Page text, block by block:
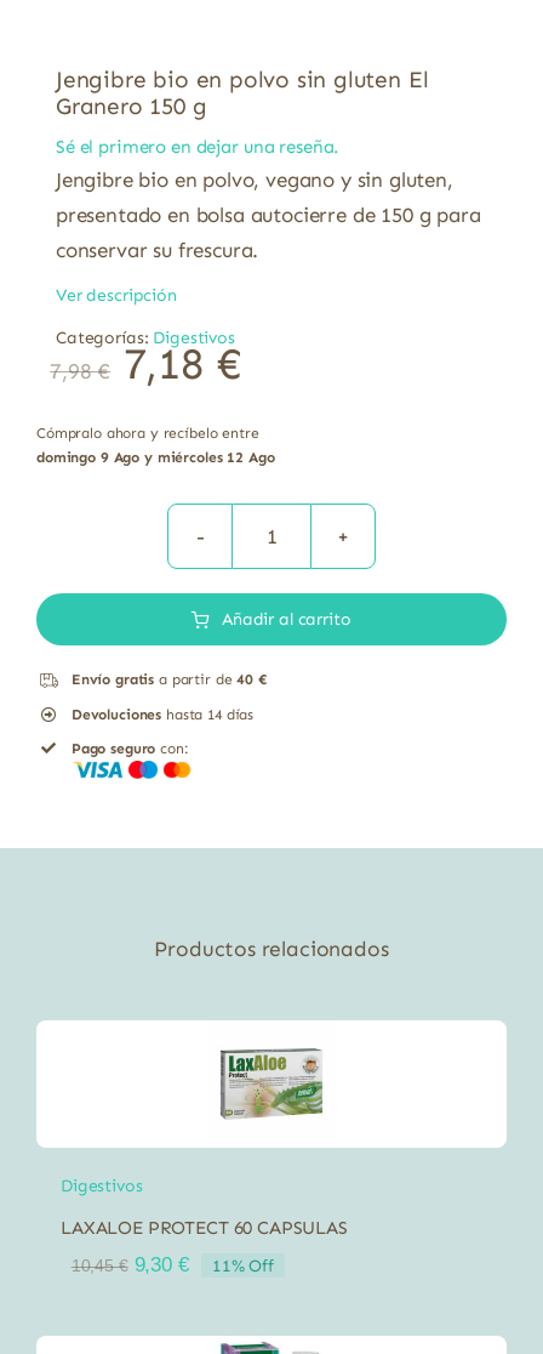
Jengibre bio en polvo sin gluten El
Granero 150 g
Sé el primero en dejar una reseña.
Jengibre bio en polvo, vegano y sin gluten,
presentado en bolsa autocierre de 150 g para
conservar su frescura.
Ver descripción
Categorías: Digestivos
7,98€ 7,18 €
Cómpralo ahora y recíbelo entre
domingo 9 Ago y miércoles 12 Ago
Jengibre
en
Añadir al carrito
Envío gratis a partir de40 €
Devoluciones hasta 14 días
Pago seguro con:
Productos relacionados
Digestivos
LAXALOE PROTECT 60 CAPSULAS
10,45€ El
era:
9,30 €El
es:
11% Off